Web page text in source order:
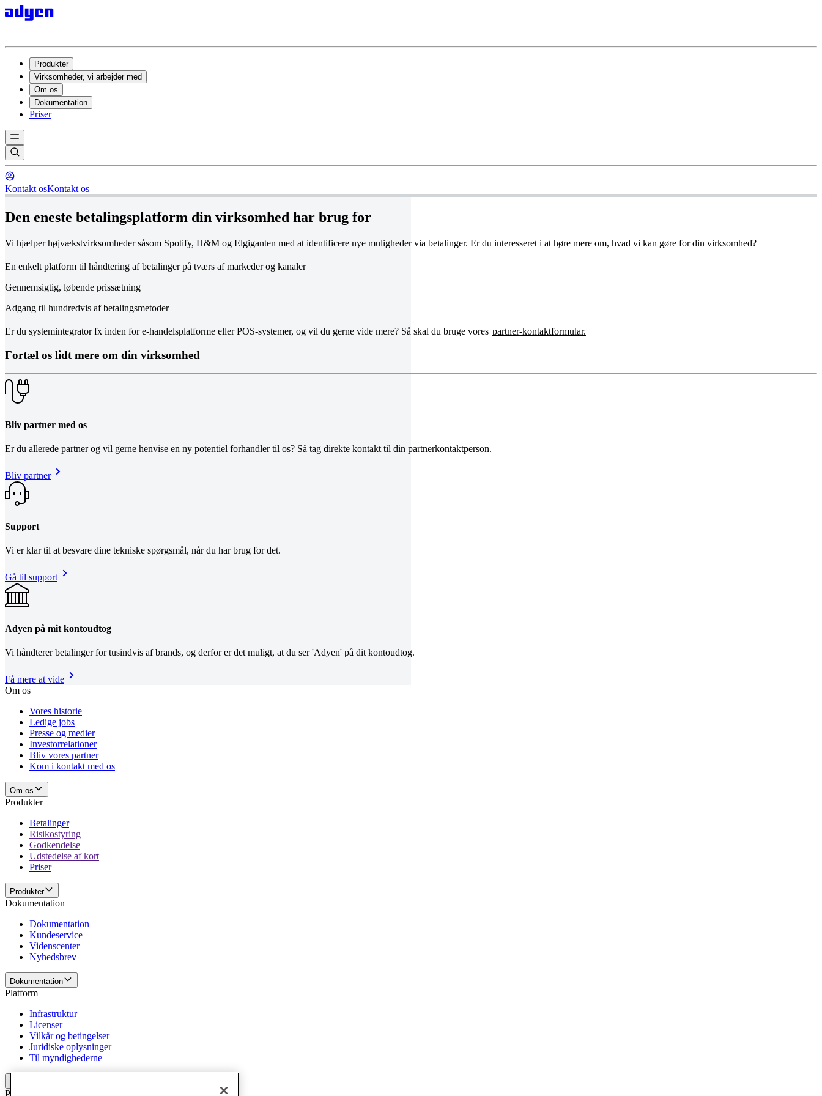
Produkter
Virksomheder, vi arbejder med
Om os
Dokumentation
Priser
Kontakt osKontakt os
Den eneste betalingsplatform din virksomhed har brug for
Vi hjælper højvækstvirksomheder såsom Spotify, H&M og Elgiganten med at identificere nye muligheder via betalinger. Er du interesseret i at høre mere om, hvad vi kan gøre for din virksomhed?
En enkelt platform til håndtering af betalinger på tværs af markeder og kanaler
Gennemsigtig, løbende prissætning
Adgang til hundredvis af betalingsmetoder
Er du systemintegrator fx inden for e-handelsplatforme eller POS-systemer, og vil du gerne vide mere? Så skal du bruge vores partner-kontaktformular.
Fortæl os lidt mere om din virksomhed
Bliv partner med os
Er du allerede partner og vil gerne henvise en ny potentiel forhandler til os? Så tag direkte kontakt til din partnerkontaktperson.
Bliv partner
Support
Vi er klar til at besvare dine tekniske spørgsmål, når du har brug for det.
Gå til support
Adyen på mit kontoudtog
Vi håndterer betalinger for tusindvis af brands, og derfor er det muligt, at du ser 'Adyen' på dit kontoudtog.
Få mere at vide
Om os
Vores historie
Ledige jobs
Presse og medier
Investorrelationer
Bliv vores partner
Kom i kontakt med os
Om os
Produkter
Betalinger
Risikostyring
Godkendelse
Udstedelse af kort
Priser
Produkter
Dokumentation
Dokumentation
Kundeservice
Videnscenter
Nyhedsbrev
Dokumentation
Platform
Infrastruktur
Licenser
Vilkår og betingelser
Juridiske oplysninger
Til myndighederne
Politikker og ansvarsfraskrivelse